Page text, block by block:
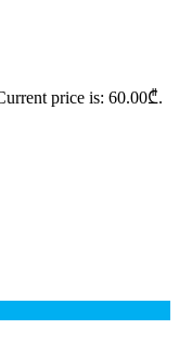
price is: 60.00₾.